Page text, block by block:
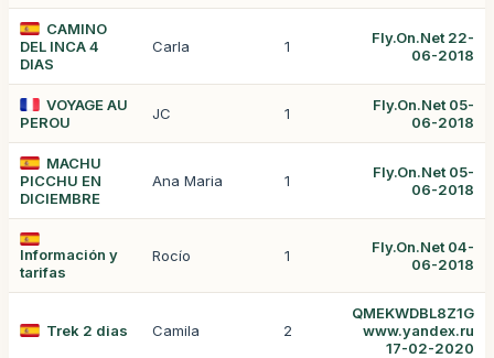
CAMINO
DEL INCA 4
DIAS
Carla 1
Fly.On.Net 22-
06-2018
VOYAGE AU
PEROU
JC 1
Fly.On.Net 05-
06-2018
MACHU
PICCHU EN
DICIEMBRE
Ana Maria 1
Fly.On.Net 05-
06-2018
Información y
tarifas
Rocío 1
Fly.On.Net 04-
06-2018
Trek 2 dias Camila 2
QMEKWDBL8Z1G
www.yandex.ru
17-02-2020